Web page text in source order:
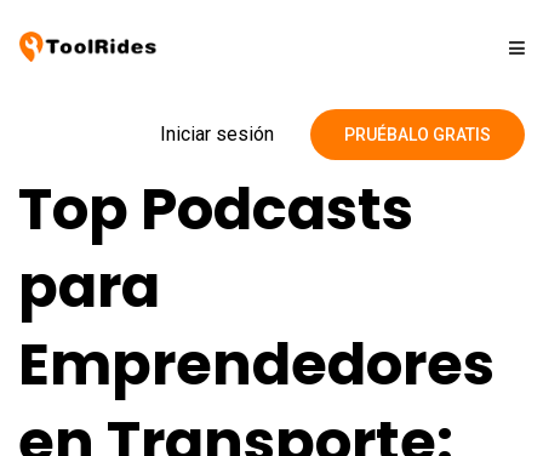
Precios
Contacto
Blog
Iniciar sesión PRUÉBALO GRATIS
Top Podcasts
para
Emprendedores